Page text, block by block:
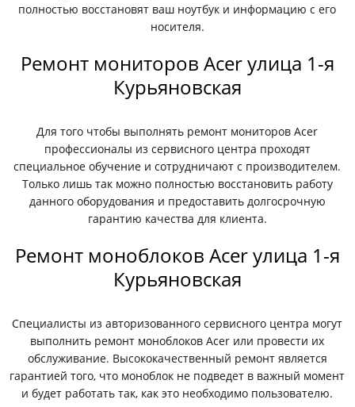
полностью восстановят ваш ноутбук и информацию с его
носителя.
Ремонт мониторов Acer улица 1-я
Курьяновская
Для того чтобы выполнять ремонт мониторов Acer
профессионалы из сервисного центра проходят
специальное обучение и сотрудничают с производителем.
Только лишь так можно полностью восстановить работу
данного оборудования и предоставить долгосрочную
гарантию качества для клиента.
Ремонт моноблоков Acer улица 1-я
Курьяновская
Специалисты из авторизованного сервисного центра могут
выполнить ремонт моноблоков Acer или провести их
обслуживание. Высококачественный ремонт является
гарантией того, что моноблок не подведет в важный момент
и будет работать так, как это необходимо пользователю.